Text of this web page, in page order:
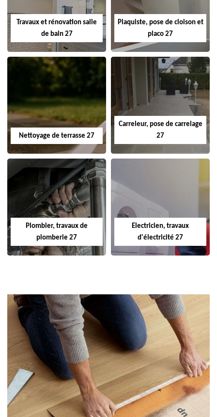
Travaux et rénovation salle
de bain 27
Plaquiste, pose de cloison et
placo 27
Nettoyage de terrasse 27
Carreleur, pose de carrelage
27
Plombier, travaux de
plomberie 27
Electricien, travaux
d'électricité 27